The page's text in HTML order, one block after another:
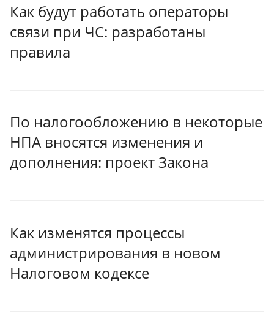
Как будут работать операторы
связи при ЧС: разработаны
правила
По налогообложению в некоторые
НПА вносятся изменения и
дополнения: проект Закона
Как изменятся процессы
администрирования в новом
Налоговом кодексе